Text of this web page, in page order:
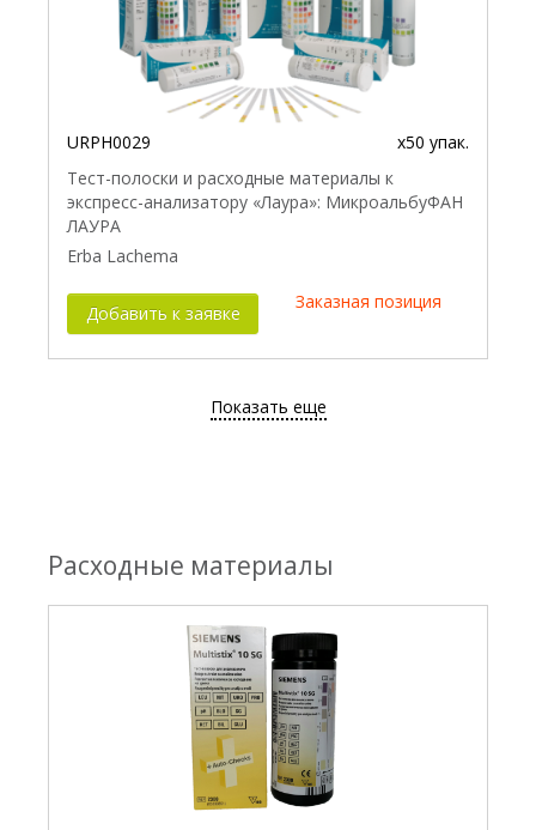
URPH0029
x50 упак.
Тест-полоски и расходные материалы к
экспресс-анализатору «Лаура»: МикроальбуФАН
ЛАУРА
Erba Lachema
Добавить к заявке
Заказная позиция
Показать еще
Расходные материалы